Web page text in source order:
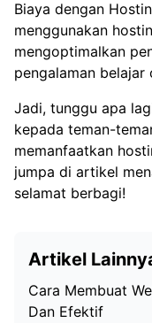
Biaya dengan
menggunakan
mengoptimalkan
pengalaman
Jadi, tunggu apa
kepada teman-
memanfaatkan
jumpa di artikel
selamat berbagi!
Artikel
Cara Membuat
Dan Efektif